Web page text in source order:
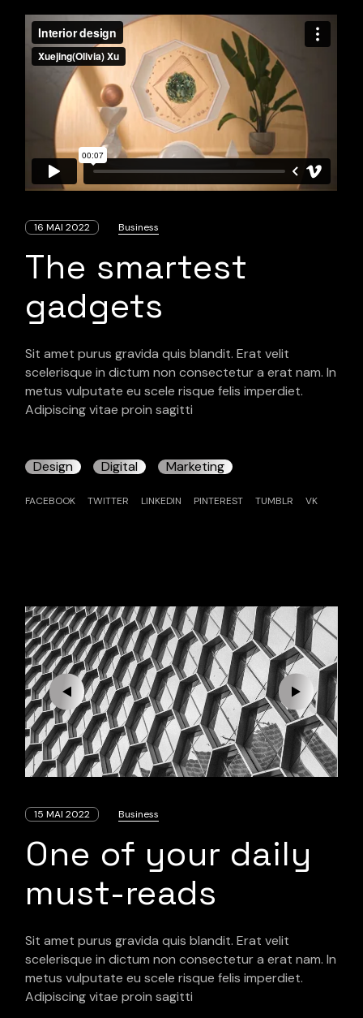
16 MAI 2022 Business
The smartest
gadgets
Sit amet purus gravida quis blandit. Erat velit
scelerisque in dictum non consectetur a erat nam. In
metus vulputate eu scele risque felis imperdiet.
Adipiscing vitae proin sagitti
Design Digital Marketing
FACEBOOK TWITTER LINKEDIN PINTEREST TUMBLR VK
15 MAI 2022 Business
One of your daily
must-reads
Sit amet purus gravida quis blandit. Erat velit
scelerisque in dictum non consectetur a erat nam. In
metus vulputate eu scele risque felis imperdiet.
Adipiscing vitae proin sagitti